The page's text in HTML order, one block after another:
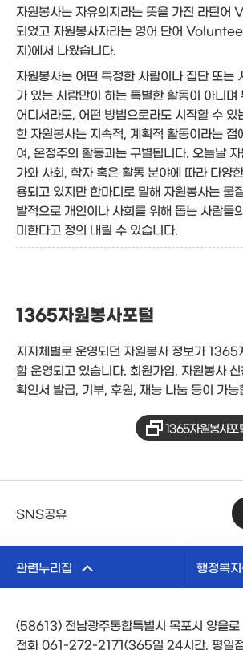
자원봉사는 자유의지라는 뜻을 가진 라틴
되었고 자원봉사자라는 영어 단어
지)에서 나왔습니다.
자원봉사는 어떤 특정한 사람이나 집단 또는
가 있는 사람만이 하는 특별한 활동이 아니며
어디서라도, 어떤 방법으로라도 시작할 수 있
한 자원봉사는 지속적, 계획적 활동이라는 점
여, 온정주의 활동과는 구별됩니다. 오늘날
가와 사회, 학자 혹은 활동 분야에 따라 다양
용되고 있지만 한마디로 말해 자원봉사는 물
발적으로 개인이나 사회를 위해 돕는 사람들
미한다고 정의 내릴 수 있습니다.
1365자원봉사포털
지자체별로 운영되던 자원봉사 정보가 1365
합 운영되고 있습니다. 회원가입, 자원봉사
확인서 발급, 기부, 후원, 재능 나눔 등이 가능
1365자원봉사포
SNS공유
관련누리집 행정복
(58613) 전남광주통합특별시 목포시 양을
전화 061-272-2171(365일 24시간, 평일